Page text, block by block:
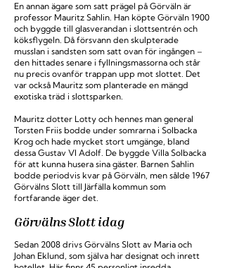
En annan ägare som satt prägel på Görväln är
professor Mauritz Sahlin. Han köpte Görväln 1900
och byggde till glasverandan i slottsentrén och
köksflygeln. Då försvann den skulpterade
musslan i sandsten som satt ovan för ingången –
den hittades senare i fyllningsmassorna och står
nu precis ovanför trappan upp mot slottet. Det
var också Mauritz som planterade en mängd
exotiska träd i slottsparken.
Mauritz dotter Lotty och hennes man general
Torsten Friis bodde under somrarna i Solbacka
Krog och hade mycket stort umgänge, bland
dessa Gustav VI Adolf. De byggde Villa Solbacka
för att kunna husera sina gäster. Barnen Sahlin
bodde periodvis kvar på Görväln, men sålde 1967
Görvälns Slott till Järfälla kommun som
fortfarande äger det.
Görvälns Slott idag
Sedan 2008 drivs Görvälns Slott av Maria och
Johan Eklund, som själva har designat och inrett